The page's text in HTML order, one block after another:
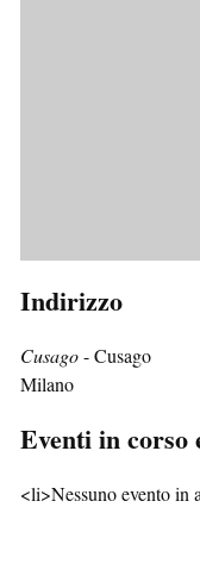
Indirizzo
Cusago- Cusago
Milano
Eventi in
<li>Nessuno evento in